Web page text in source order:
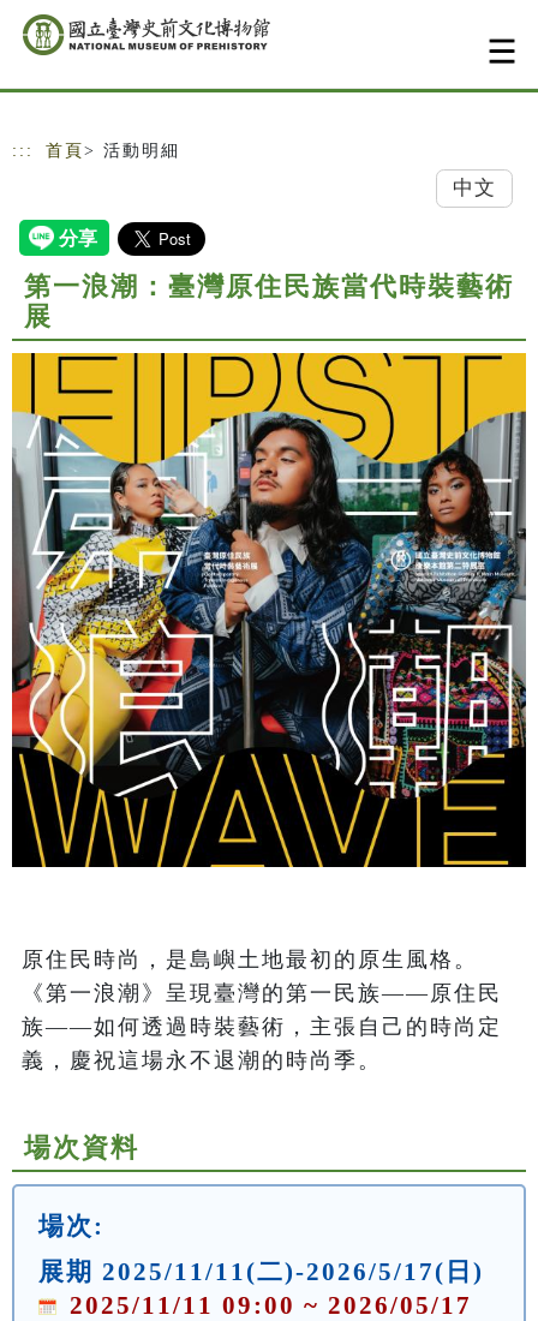
跳到主要內容
網站導覽
::: 首頁 > 活動明細
中文
第一浪潮：臺灣原住民族當代時裝藝術
展
原住民時尚，是島嶼土地最初的原生風格。
《第一浪潮》呈現臺灣的第一民族——原住民
族——如何透過時裝藝術，主張自己的時尚定
義，慶祝這場永不退潮的時尚季。
場次資料
場次:
展期 2025/11/11(二)-2026/5/17(日)
2025/11/11 09:00 ~ 2026/05/17